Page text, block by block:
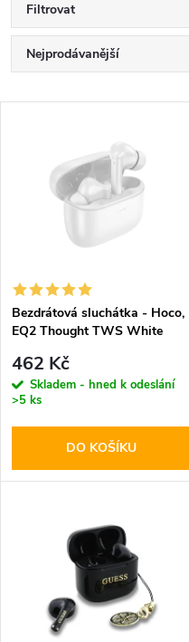
Filtrovat
Ř
a
í
p
r
o
d
Nejprodávanější
Abecedně
s
p
r
o
d
Bezdrátová sluchátka - Hoco,
EQ2 Thought TWS White
462 Kč
Skladem - hned k odeslání
>5 ks
DO KOŠÍKU